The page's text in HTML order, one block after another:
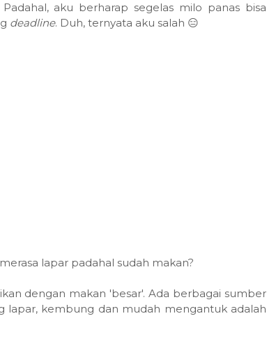
aku berharap segelas milo panas bisa
deadline. Duh, ternyata aku salah 😑
lapar padahal sudah makan?
dengan makan 'besar'. Ada berbagai sumber
kembung dan mudah mengantuk adalah